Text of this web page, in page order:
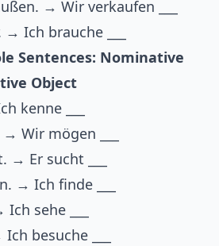
→ Wir verkaufen ___
Ich brauche ___
Sentences: Nominative
Object
kenne ___
Wir mögen ___
Er sucht ___
→ Ich finde ___
sehe ___
besuche ___